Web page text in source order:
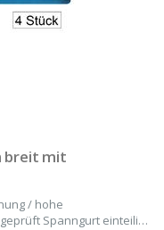
breit mit
/ hohe
Spanngurt einteilig